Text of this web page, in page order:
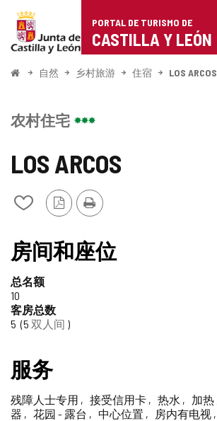
Portal
de
Turismo
Castilla
León
PORTAL DE TURISMO DE
CASTILLA Y LEÓN
开
自然 乡村旅游 住宿 LOS ARCOS
LOS ARCOS
从
笔
记
中
加/
删
PDF
版
打
印
农村住宅
房间和座位
总名额
10
客房总数
5 5 双人间
服务
残障人士专用 接受信用卡 热水 加热
器
花园 - 露台 中心位置 房内有电视